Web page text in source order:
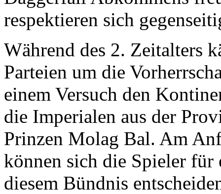
respektieren sich
Während des 2. Zeitalters
Parteien um die
einem Versuch den
die Imperialen aus der
Prinzen Molag Bal. Am
können sich die Spieler für
diesem Bündnis